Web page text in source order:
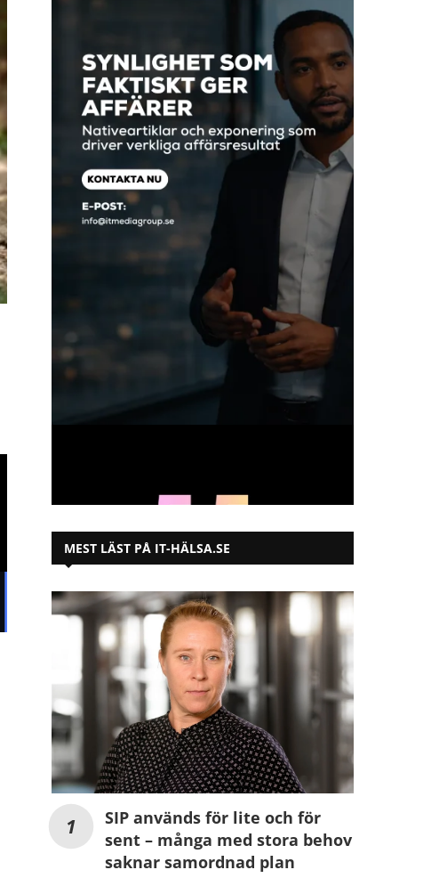
MEST LÄST PÅ IT-HÄLSA.SE
SIP används för lite och för
sent – många med stora behov
saknar samordnad plan